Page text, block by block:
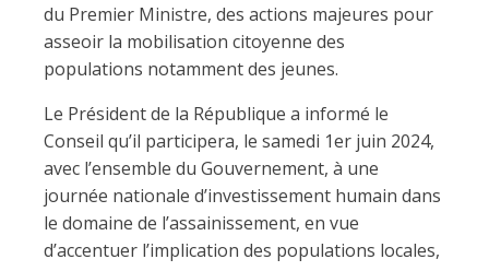
du Premier Ministre, des actions majeures pour
asseoir la mobilisation citoyenne des
populations notamment des jeunes.
Le Président de la République a informé le
Conseil qu’il participera, le samedi 1er juin 2024,
avec l’ensemble du Gouvernement, à une
journée nationale d’investissement humain dans
le domaine de l’assainissement, en vue
d’accentuer l’implication des populations locales,